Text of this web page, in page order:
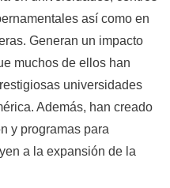
así como en
Generan un impacto
muchos de ellos han
universidades
Además, han creado
y programas para
a la expansión de la